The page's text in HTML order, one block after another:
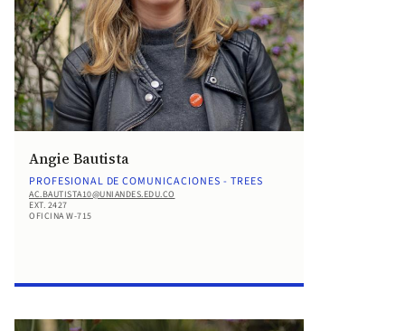
Angie Bautista
PROFESIONAL DE COMUNICACIONES - TREES
AC.BAUTISTA10@UNIANDES.EDU.CO
EXT. 2427
OFICINA W-715